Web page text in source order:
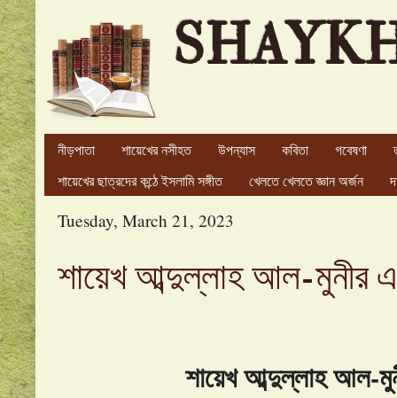
নীড়পাতা শায়েখের নসীহত উপন্যাস কবিতা গবেষণা
শায়েখের ছাত্রদের কন্ঠে ইসলামি সঙ্গীত
খেলতে খেলতে জ্ঞান অর্জন
Tuesday, March 21, 2023
শায়েখ আব্দুল্লাহ আল-মুনীর
শায়েখ আব্দুল্লাহ আল-